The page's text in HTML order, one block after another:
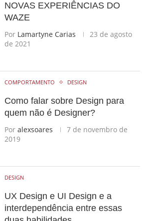
NOVAS EXPERIÊNCIAS DO
WAZE
Por Lamartyne Carias
23 de agosto
de 2021
COMPORTAMENTO DESIGN
Como falar sobre Design para
quem não é Designer?
Por alexsoares
7 de novembro de
2019
DESIGN
UX Design e UI Design e a
interdependência entre essas